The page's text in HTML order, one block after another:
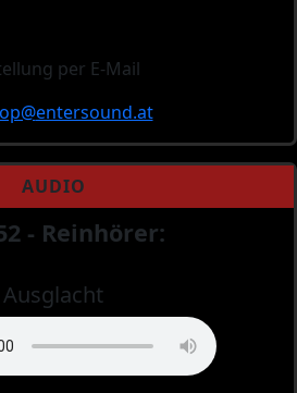
per E-Mail
entersound.at
AUDIO
- Reinhörer:
Ausglacht